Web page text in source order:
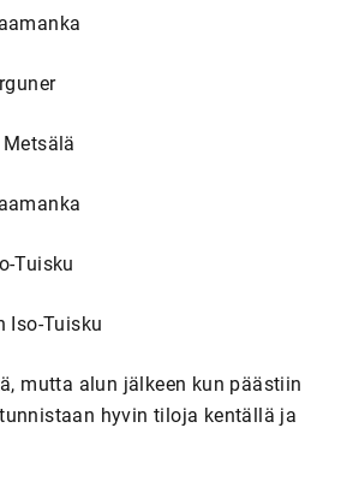
Tuisku
Iso-Tuisku
mutta alun jälkeen kun päästiin
hyvin tiloja kentällä ja